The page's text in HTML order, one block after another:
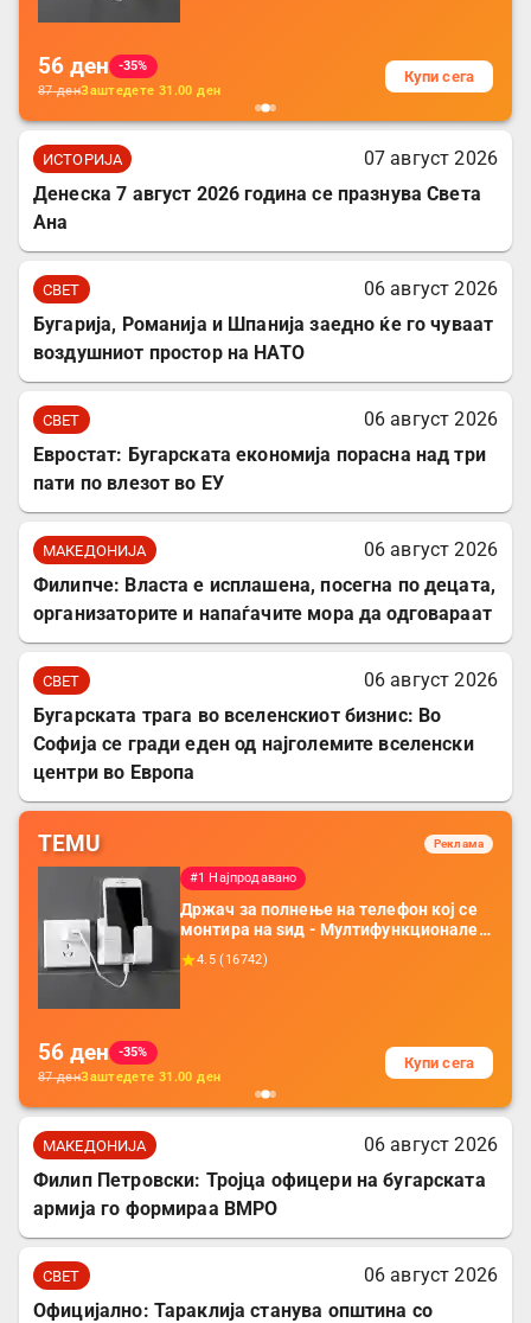
56 ден
-35%
87денЗаштедете 31.00 ден
Купи сега
ИСТОРИЈА
07 август 2026
Денеска 7 август 2026 година се празнува Света
Ана
СВЕТ
06 август 2026
Бугарија, Романија и Шпанија заедно ќе го чуваат
воздушниот простор на НАТО
СВЕТ
06 август 2026
Евростат: Бугарската економија порасна над три
пати по влезот во ЕУ
МАКЕДОНИЈА
06 август 2026
Филипче: Власта е исплашена, посегна по децата,
организаторите и напаѓачите мора да одговараат
СВЕТ
06 август 2026
Бугарската трага во вселенскиот бизнис: Во
Софија се гради еден од најголемите вселенски
центри во Европа
TEMU Реклама
#1 Најпродавано
Држач за полнење на телефон кој се
монтира на ѕид - Мултифункционален
пластичен организатор за чување на
покрај кревет и за ТВ далечински
4.5 ( 16742)
56 ден
-35%
87денЗаштедете 31.00 ден
Купи сега
МАКЕДОНИЈА
06 август 2026
Филип Петровски: Тројца офицери на бугарската
армија го формираа ВМРО
СВЕТ
06 август 2026
Официјално: Тараклија станува општина со